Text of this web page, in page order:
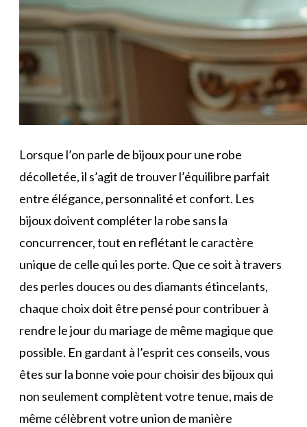
Lorsque l’on parle de bijoux pour une robe
décolletée, il s’agit de trouver l’équilibre parfait
entre élégance, personnalité et confort. Les
bijoux doivent compléter la robe sans la
concurrencer, tout en reflétant le caractère
unique de celle qui les porte. Que ce soit à travers
des perles douces ou des diamants étincelants,
chaque choix doit être pensé pour contribuer à
rendre le jour du mariage de même magique que
possible. En gardant à l’esprit ces conseils, vous
êtes sur la bonne voie pour choisir des bijoux qui
non seulement complètent votre tenue, mais de
même célèbrent votre union de manière